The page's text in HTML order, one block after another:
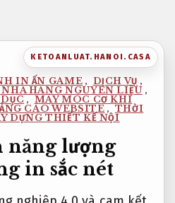
KETOANLUAT.HANOI.CASA
IN ẤN GAME , DỊCH VỤ ,
HÀNG NGUYÊN LIỆU ,
, MÁY MÓC CƠ KHÍ
CÁO WEBSITE , THỜI
DỰNG THIẾT KẾ NỘI
năng lượng
in sắc nét